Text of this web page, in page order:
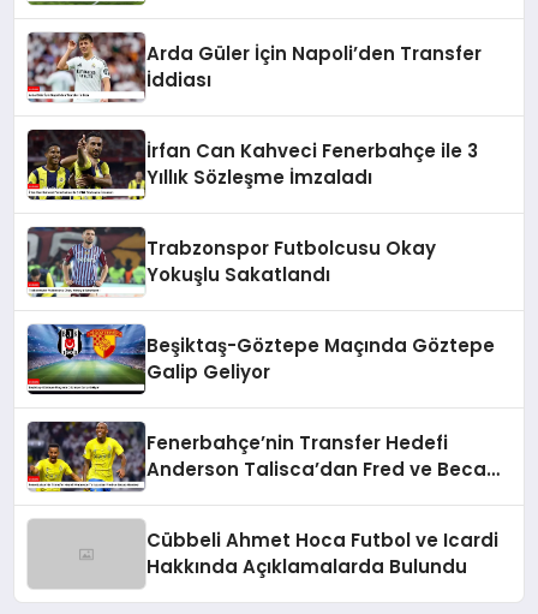
Arda Güler İçin Napoli’den Transfer
İddiası
İrfan Can Kahveci Fenerbahçe ile 3
Yıllık Sözleşme İmzaladı
Trabzonspor Futbolcusu Okay
Yokuşlu Sakatlandı
Beşiktaş-Göztepe Maçında Göztepe
Galip Geliyor
Fenerbahçe’nin Transfer Hedefi
Anderson Talisca’dan Fred ve Becao
Cübbeli Ahmet Hoca Futbol ve Icardi
Hakkında Açıklamalarda Bulundu